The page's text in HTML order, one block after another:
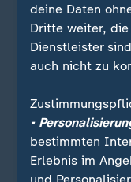
1. FC Köln,
zwischen
1970.
Bayer 04
November
2024 und
läuft noch.
deine Daten
Dritte weiter,
Dienstleister
auch nicht zu
•
bestimmten
Erlebnis im